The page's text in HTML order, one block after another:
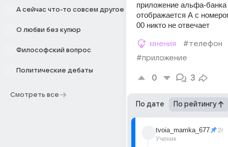
А сейчас что-то совсем другое
О любви без купюр
Философский вопрос
Политические дебаты
Смотреть все
приложение альфа-банка
отображается А с
00 никто не отвечает
мнения
#телефон
#приложение
0 3
По дате По рейтингу
tvoia_mamka_677
Ученик
2г